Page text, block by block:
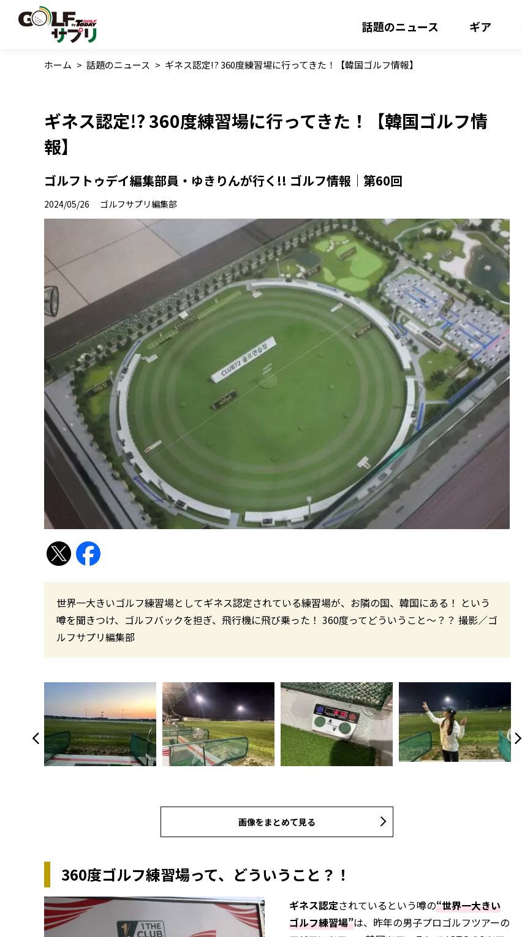
話題のニュース ギア
ホーム > 話題のニュース > ギネス認定!? 360度練習場に行ってきた！【韓国ゴルフ情報】
ギネス認定!? 360度練習場に行ってきた！【韓国ゴルフ情
報】
ゴルフトゥデイ編集部員・ゆきりんが行く!! ゴルフ情報｜第60回
2024/05/26 ゴルフサプリ編集部
世界一大きいゴルフ練習場としてギネス認定されている練習場が、お隣の国、韓国にある！ という
噂を聞きつけ、ゴルフバックを担ぎ、飛行機に飛び乗った！ 360度ってどういうこと〜？？ 撮影／ゴ
ルフサプリ編集部
画像をまとめて見る
360度ゴルフ練習場って、どういうこと？！
ギネス認定されているという噂の“世界一大きい
ゴルフ練習場”は、昨年の男子プロゴルフツアーの